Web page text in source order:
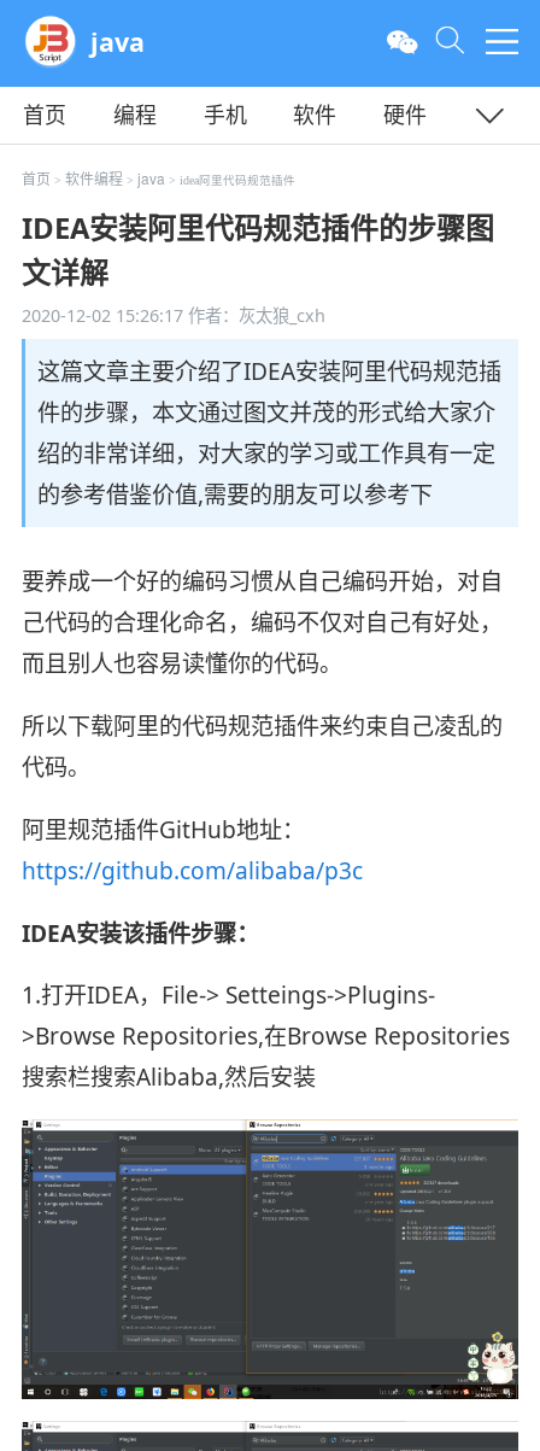
java
首页 编程 手机 软件
硬件
教程
平面 服务器
首页 > 软件编程 > java> idea阿里代码规范插件
IDEA安装阿里代码规范插件的步骤图
文详解
2020-12-02 15:26:17作者：灰太狼_cxh
这篇文章主要介绍了IDEA安装阿里代码规范插
件的步骤，本文通过图文并茂的形式给大家介
绍的非常详细，对大家的学习或工作具有一定
的参考借鉴价值,需要的朋友可以参考下
要养成一个好的编码习惯从自己编码开始，对自
己代码的合理化命名，编码不仅对自己有好处，
而且别人也容易读懂你的代码。
所以下载阿里的代码规范插件来约束自己凌乱的
代码。
阿里规范插件GitHub地址：
https://github.com/alibaba/p3c
IDEA安装该插件步骤：
1.打开IDEA，File-> Setteings->Plugins-
>Browse Repositories,在Browse Repositories
搜索栏搜索Alibaba,然后安装